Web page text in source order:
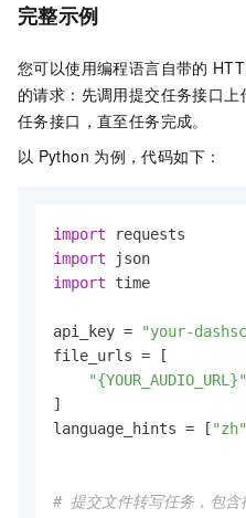
完整示例
您可以使用编程语言自带的
的请求：先调用提交任务接口
任务接口，直至任务完成。
以 Python 为例，代码如下：
import
import
import time
api_key = "your-
file_urls = [
"{YOUR_AUDIO_URL}"
]
language_hints = [ "zh"
# 提交文件转写任务，包